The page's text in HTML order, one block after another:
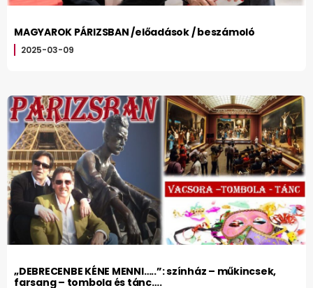
MAGYAROK PÁRIZSBAN /előadások / beszámoló
2025-03-09
„DEBRECENBE KÉNE MENNI…..”: színház – műkincsek,
farsang – tombola és tánc….